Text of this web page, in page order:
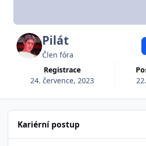
Pilát
Člen fóra
Registrace
24. července, 2023
Kariérní postup